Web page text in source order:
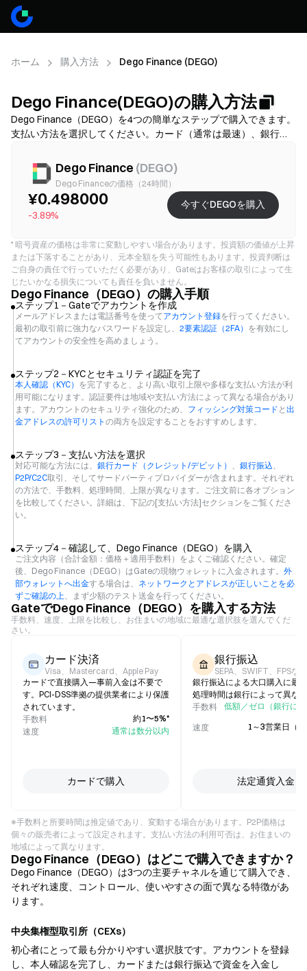
ホーム 購入方法 Dego Finance (DEGO)
Dego Finance(DEGO)の購入方法
Dego Finance（DEGO）を4つの簡単なステップで購入できます。
支払い方法を選択してください。カード（通常は最速）、銀行振
す）、またはP2P/C2C（選択肢は多いですが、詐欺リスクが高い
です）から選び、その後、総コスト（提供業者手数料＋スプレッ
ド）を確認し、必要に応じてKYCを完了し、2FAでアカウントを保
護してください。利用可能性、上限、手数料、処理時間は地域と
提供業者により異なります。
Dego Finance (DEGO)
Dego Financeの価格（24時間）
¥0.498000
-3.89%
今すぐDEGOを購入
* 暗号資産の価格は非常に変動しやすい場合があります。投資額の価値が上昇
または下落することがあり、元本全額を失う可能性もあります。投資判断は
ご自身の責任で行っていただく必要があり、Gateはお客様の取引によって生
じたいかなる損失についても責任を負いません。
Dego Finance（DEGO）の購入手順
ステップ1－Gateでアカウントを作成
メールアドレスまたは電話番号を使ってアカウント登録を行ってください。
最初の取引前に強力なパスワードを設定し、 2要素認証（2FA） を有効にし
てアカウントの安全性を高めましょう。
ステップ2－KYCとセキュリティ認証を完了
本人確認（KYC） を完了すると、より高い取引上限や多様な支払い方法が利
用可能になります。認証要件は地域や支払い方法によって異なる場合があり
ます。アカウントのセキュリティ強化のため、 フィッシング対策コード と 出
金アドレスの許可リスト の両方を設定することをおすすめします。
ステップ3－支払い方法を選択
対応可能な方法には、 銀行カード（クレジット/デビット） 、 銀行振込、
P2P/C2C取引、そしてサードパーティプロバイダーが含まれます。それぞれ
の方法で、手数料、処理時間、上限が異なります。ご注文前に各オプション
を比較してください。詳細は、下記の[支払い方法]セクションをご覧くださ
い。
ステップ4－確認して、Dego Finance（DEGO）を購入
ご注文内容（合計金額：価格＋適用手数料）をよくご確認ください。確定
後、Dego Finance（DEGO）はGateの現物ウォレットに入金されます。 外
部ウォレットへ出金する場合は、 ネットワークとアドレスが正しいことを必
ずご確認の上、まず少額のテスト送金を行ってください。
GateでDego Finance（DEGO）を購入する方法
手数料、速度、上限を比較し、お住まいの地域に最適な選択肢を選んでくだ
さい。
カード決済
Visa、Mastercard、Apple Pay
カードで直接購入—事前入金は不要で
す。PCI-DSS準拠の提供業者により保護
されています。
手数料
約1〜5%*
速度
通常は数分以内
カードで購入
銀行振込
SEPA、SWIFT、FPSなど
銀行振込による大口購入に最
処理時間は銀行によって異な
手数料
低額／ゼロ（銀行に
速度
1～3営業日（
法定通貨入金
※手数料と所要時間は推定値であり、変動する場合があります。P2P価格は
個々の販売者によって設定されます。支払い方法の利用可否は、お住まいの
地域によって異なります。
Dego Finance（DEGO）はどこで購入できますか？
Dego Finance（DEGO）は3つの主要チャネルを通じて購入でき、
それぞれ速度、コントロール、使いやすさの面で異なる特徴があ
ります。
中央集権型取引所（CEXs）
初心者にとって最も分かりやすい選択肢です。アカウントを登録
し、本人確認を完了し、カードまたは銀行振込で資金を入金し